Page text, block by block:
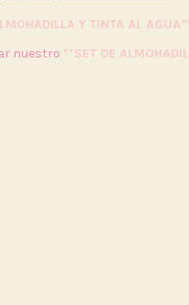
Y TINTA AL
nuestro **SET DE